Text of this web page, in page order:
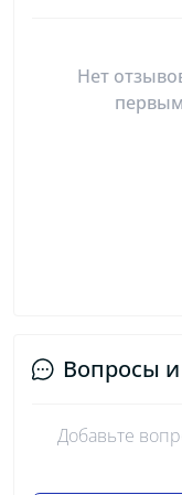
Нет
Вопросы
Добавьте